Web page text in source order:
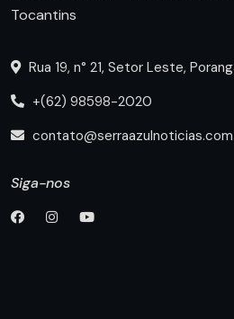
Tocantins
Rua 19, n° 21, Setor Leste,
+(62) 98598-2020
Siga-nos